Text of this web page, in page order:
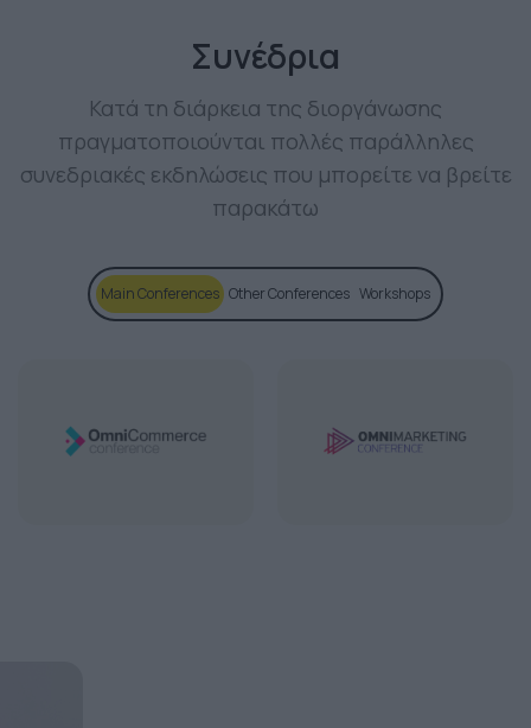
Συνέδρια
Κατά τη διάρκεια της διοργάνωσης
πραγματοποιούνται πολλές παράλληλες
συνεδριακές εκδηλώσεις που μπορείτε να βρείτε
παρακάτω
Main Conferences Other Conferences Workshops